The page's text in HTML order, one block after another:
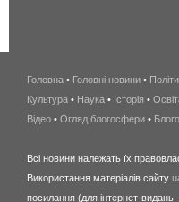
Головна • Головні новини •
Культура • Наука • Історія •
Відео • Огляд блогосфери •
Всі новини належать їх
Використання матеріалів сайту
посилання (для інтернет-видань